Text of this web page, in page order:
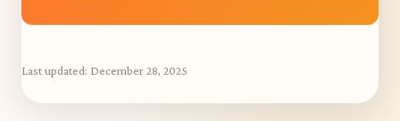
Last updated: December 28, 2025